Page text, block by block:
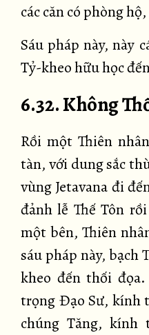
các căn có phòng
Sáu pháp này, này
Tỷ-kheo hữu học
6.32. Không
Rồi một Thiên
tàn, với dung sắc
vùng Jetavana đi
đảnh lễ Thế Tôn
một bên, Thiên
sáu pháp này, bạch
kheo đến thối
trọng Đạo Sư, kính
chúng Tăng, kính